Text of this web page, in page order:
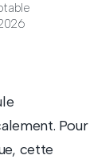
Pour
cette